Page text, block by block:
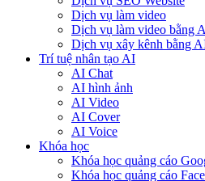
Dịch vụ làm video
Dịch vụ làm video bằng
Dịch vụ xây kênh bằng
Trí tuệ nhân tạo AI
AI Chat
AI hình ảnh
AI Video
AI Cover
AI Voice
Khóa học
Khóa học quảng cáo
Khóa học quảng cáo